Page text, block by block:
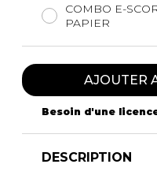
COMBO E-
PAPIER
AJOUTER
Besoin d'une
DESCRIPTION